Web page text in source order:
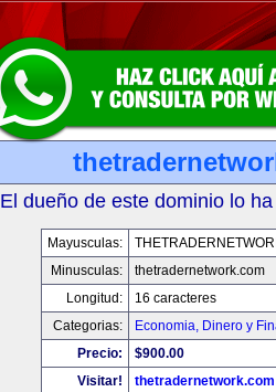
El dueño de este dominio lo
Mayusculas:
Minusculas:
thetradernetwork.com
Longitud:
16 caracteres
Categorias:
Economia, Dinero y
Precio:
$900.00
Visitar!
thetradernetwork.com